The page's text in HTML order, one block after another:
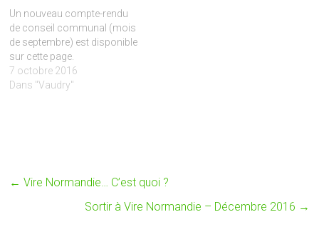
Un nouveau compte-rendu
de conseil communal (mois
de septembre) est disponible
sur cette page.
7 octobre 2016
Dans "Vaudry"
← Vire Normandie… C’est quoi ?
Sortir à Vire Normandie – Décembre 2016 →